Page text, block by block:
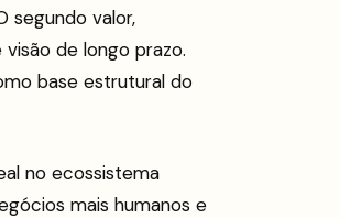
segundo valor,
de longo prazo.
base estrutural do
no ecossistema
mais humanos e